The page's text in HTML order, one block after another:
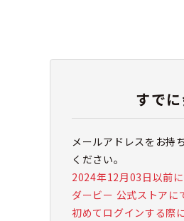
文具
すで
メールアドレスをお持
ください。
2024年12月03日以前
ダービー 公式ストアに
初めてログインする際